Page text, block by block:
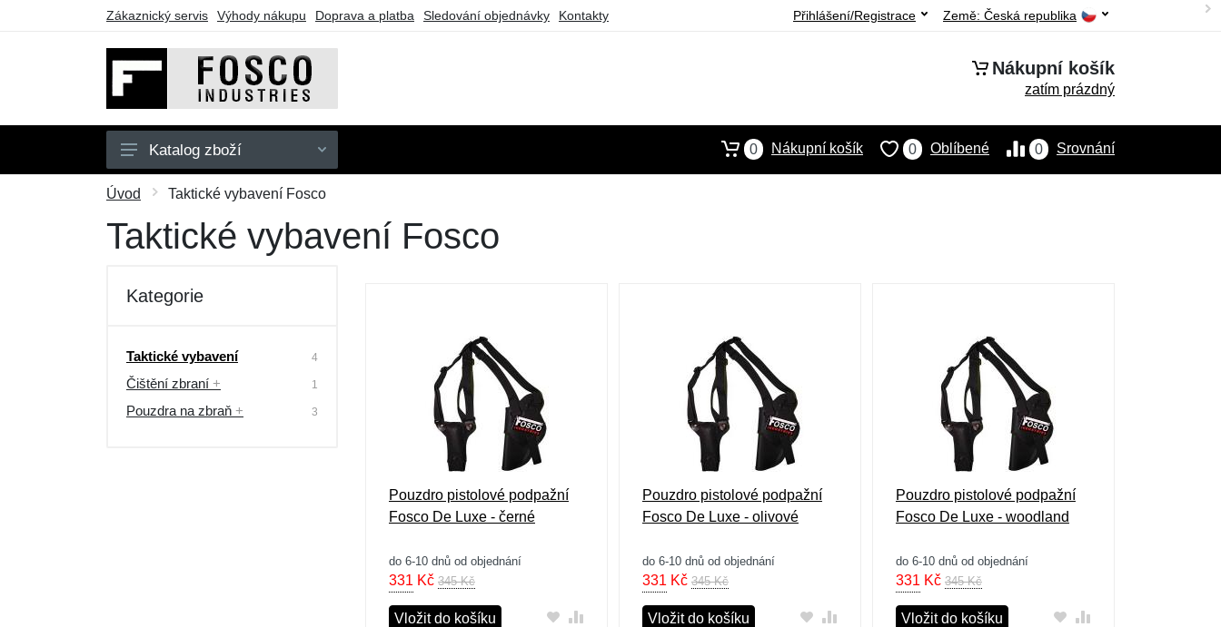
Zákaznický servis Výhody nákupu Doprava a platba Sledování objednávky Kontakty Země: Česká republika
Přihlášení/Registrace
Nákupní košík
zatím prázdný
Dětské
Doplňky
Batohy a tašky
Dárkové poukazy
Výprodej
Katalog zboží 0 Srovnání
0 Oblíbené
0 Nákupní košík
Úvod Taktické vybavení Fosco
Taktické vybavení Fosco
Kategorie
Taktické vybavení 4
Čištění zbraní + 1
Pouzdra na zbraň + 3
Pouzdro pistolové podpažní
Fosco De Luxe - černé
do 6-10 dnů od objednání
331 Kč 345 Kč
Vložit do košíku
Pouzdro pistolové podpažní
Fosco De Luxe - olivové
do 6-10 dnů od objednání
331 Kč 345 Kč
Vložit do košíku
Pouzdro pistolové podpažní
Fosco De Luxe - woodland
do 6-10 dnů od objednání
331 Kč 345 Kč
Vložit do košíku